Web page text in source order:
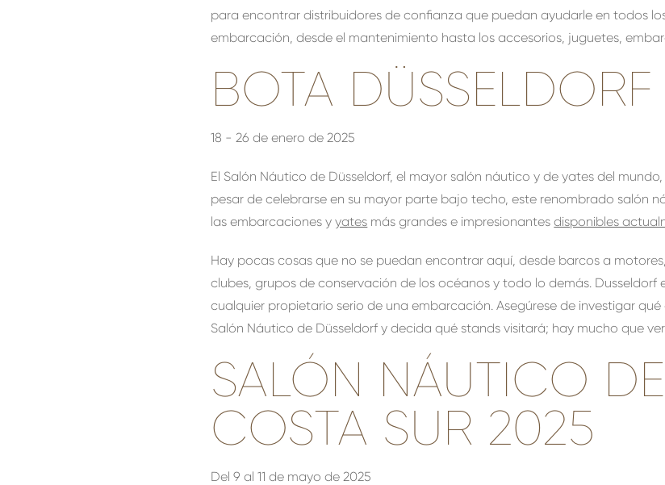
para encontrar distribuidores de confianza que puedan ayudarle en todos
embarcación, desde el mantenimiento hasta los accesorios, juguetes,
BOTA
18 - 26 de enero de 2025
El Salón Náutico de Düsseldorf, el mayor salón náutico y de yates del mundo,
pesar de celebrarse en su mayor parte bajo techo, este renombrado salón
las embarcaciones yyates más grandes e impresionantesdisponibles
Hay pocas cosas que no se puedan encontrar aquí, desde barcos a
clubes, grupos de conservación de los océanos y todo lo demás. Dusseldorf
cualquier propietario serio de una embarcación. Asegúrese de investigar
Salón Náutico de Düsseldorf y decida qué stands visitará; hay mucho que
SALÓN NÁUTICO
COSTA SUR 2025
Del 9 al 11 de mayo de 2025